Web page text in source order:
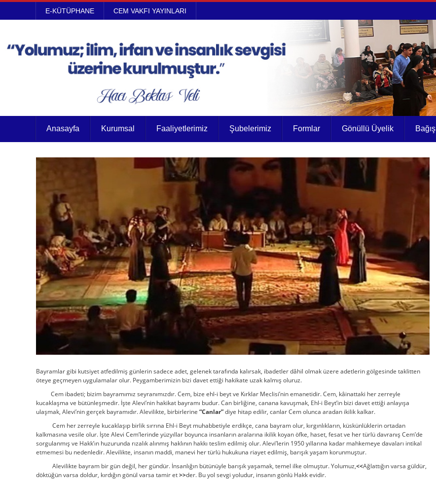
E-KÜTÜPHANE CEM VAKFI YAYINLARI
Anasayfa Kurumsal Faaliyetlerimiz Şubelerimiz Formlar Gönüllü Üyelik Bağış
Bayramlar gibi kutsiyet atfedilmiş günlerin sadece adet, gelenek tarafında kalırsak, ibadetler dâhil olmak üzere adetlerin gölgesinde taklitten
öteye geçmeyen uygulamalar olur. Peygamberimizin bizi davet ettiği hakikate uzak kalmış oluruz.
Cem ibadeti; bizim bayramımız seyranımızdır. Cem, bize ehl-i beyt ve Kırklar Meclisi’nin emanetidir. Cem, kâinattaki her zerreyle
kucaklaşma ve bütünleşmedir. İşte Alevi’nin hakikat bayramı budur. Can birliğine, canana kavuşmak, Ehl-i Beyt’in bizi davet ettiği anlayışa
ulaşmak, Alevi’nin gerçek bayramıdır. Alevilikte, birbirlerine “Canlar”diye hitap edilir, canlar Cem olunca aradan ikilik kalkar.
Cem her zerreyle kucaklaşıp birlik sırrına Ehl-i Beyt muhabbetiyle erdikçe, cana bayram olur, kırgınlıkların, küskünlüklerin ortadan
kalkmasına vesile olur. İşte Alevi Cem’lerinde yüzyıllar boyunca insanların aralarına ikilik koyan öfke, haset, fesat ve her türlü davranış Cem’de
sorgulanmış ve Hakk’ın huzurunda rızalık alınmış haklının hakkı teslim edilmiş olur. Alevi’lerin 1950 yıllarına kadar mahkemeye davaları intikal
etmemesi bu nedenledir. Alevilikte, insanın maddi, manevi her türlü hukukuna riayet edilmiş, barışık yaşam korunmuştur.
Alevilikte bayram bir gün değil, her gündür. İnsanlığın bütünüyle barışık yaşamak, temel ilke olmuştur. Yolumuz,<<Ağlattığın varsa güldür,
döktüğün varsa doldur, kırdığın gönül varsa tamir et>>der. Bu yol sevgi yoludur, insanın gönlü Hakk evidir.